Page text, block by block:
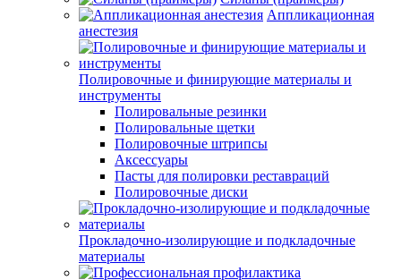
Аппликационная
анестезия
Полировочные и финирующие материалы и
инструменты
Полировальные резинки
Полировальные щетки
Полировочные штрипсы
Аксессуары
Пасты для полировки реставраций
Полировочные диски
Прокладочно-изолирующие и подкладочные
материалы